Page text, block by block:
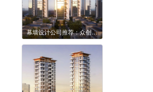
幕墙设计公司推荐：众创幕墙建筑，资质与实力并存的行业标杆